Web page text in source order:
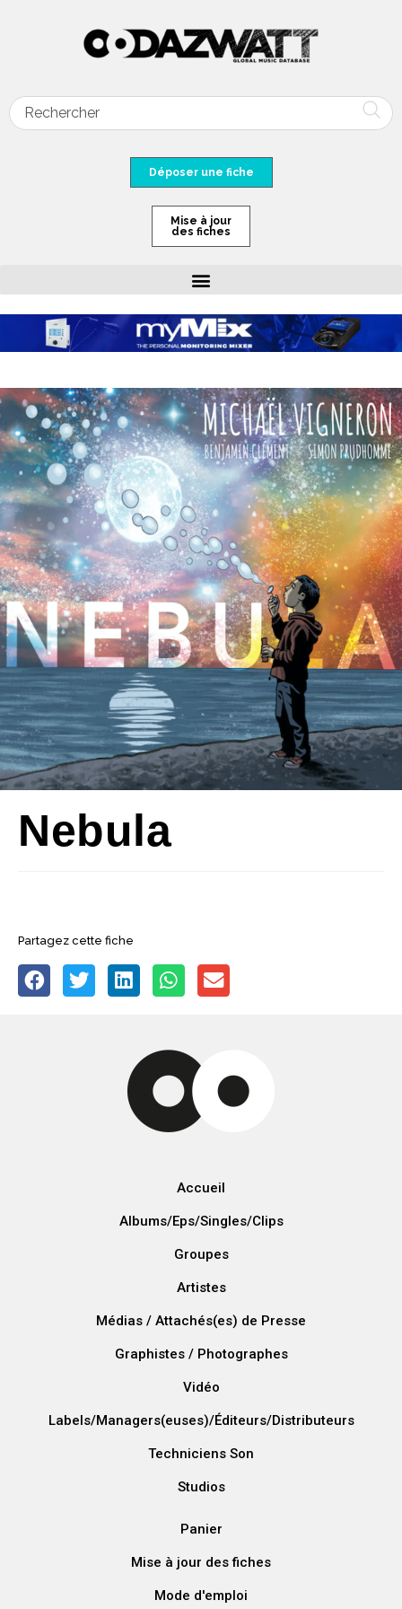
Déposer une fiche
Mise à jour
des fiches
Nebula
Partagez cette fiche
Accueil
Albums/Eps/Singles/Clips
Groupes
Artistes
Médias / Attachés(es) de Presse
Graphistes / Photographes
Vidéo
Labels/Managers(euses)/Éditeurs/Distributeurs
Techniciens Son
Studios
Panier
Mise à jour des fiches
Mode d'emploi